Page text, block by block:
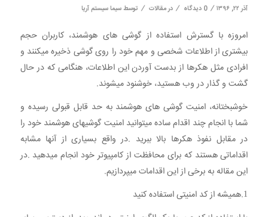
آذر ۲۲, ۱۳۹۶ / 0 دیدگاه / درمقالات / توسطسیما سیستم آریا
امروزه با گسترش استفاده از گوشی های هوشمند، کاربران حجم
بیشتری از اطلاعات شخصی و مهم خود را روی گوشی ذخیره میکنند و
افرادی مثل هکرها از بدست آوردن این اطلاعات، هنگامی که در حال
گشت و گذار در وب هستید، خوشنود میشوند.
خوشبختانه، امنیت گوشی های هوشمند به حد قابل قبولی رسیده و
شما با انجام چند اقدام ساده میتوانید امنیت گوشیهای هوشمند خود را
در مقابل نفوذ هکرها بالا ببرید .در واقع بسیاری از آنها مشابه
اقداماتی هستند که برای محافظت از کامپیوتر خود انجام میدهید .در
این مقاله به برخی از این اقدامات میپردازیم.
1.همیشه از کد امنیتی استفاده کنید